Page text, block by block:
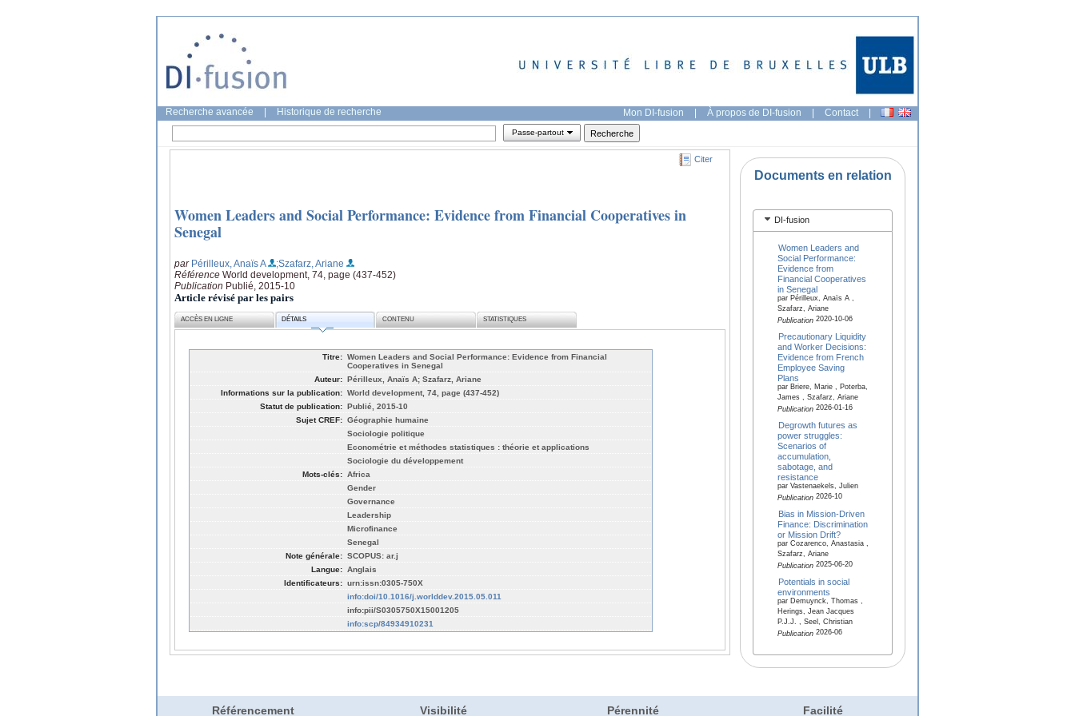
Recherche avancée Historique de recherche Mon DI-fusion | À propos de DI-fusion | Contact |
Passe-partout
Citer
Women Leaders and Social Performance: Evidence from Financial Cooperatives in
Senegal
par Périlleux, Anaïs A
;Szafarz, Ariane
Référence World development, 74, page (437-452)
Publication Publié, 2015-10
Article révisé par les pairs
ACCÈS EN LIGNE DÉTAILS CONTENU STATISTIQUES
Titre: Women Leaders and Social Performance: Evidence from Financial
Cooperatives in Senegal
Auteur: Périlleux, Anaïs A; Szafarz, Ariane
Informations sur la publication: World development, 74, page (437-452)
Statut de publication: Publié, 2015-10
Sujet CREF: Géographie humaine
Sociologie politique
Econométrie et méthodes statistiques : théorie et applications
Sociologie du développement
Mots-clés: Africa
Gender
Governance
Leadership
Microfinance
Senegal
Note générale: SCOPUS: ar.j
Langue: Anglais
Identificateurs: urn:issn:0305-750X
info:doi/10.1016/j.worlddev.2015.05.011
info:pii/S0305750X15001205
info:scp/84934910231
Documents en relation
DI-fusion
Women Leaders and
Social Performance:
Evidence from
Financial Cooperatives
in Senegal
par Périlleux, Anaïs A ,
Szafarz, Ariane
Publication2020-10-06
Precautionary Liquidity
and Worker Decisions:
Evidence from French
Employee Saving
Plans
par Briere, Marie , Poterba,
James , Szafarz, Ariane
Publication2026-01-16
Degrowth futures as
power struggles:
Scenarios of
accumulation,
sabotage, and
resistance
par Vastenaekels, Julien
Publication2026-10
Bias in Mission-Driven
Finance: Discrimination
or Mission Drift?
par Cozarenco, Anastasia ,
Szafarz, Ariane
Publication2025-06-20
Potentials in social
environments
par Demuynck, Thomas ,
Herings, Jean Jacques
P.J.J. , Seel, Christian
Publication2026-06
Référencement Visibilité Pérennité Facilité